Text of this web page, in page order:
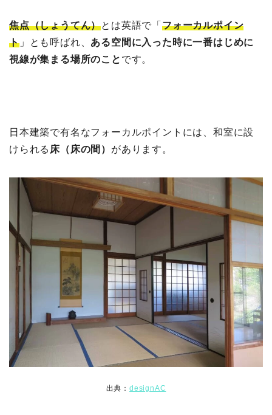
焦点（しょうてん）とは英語で「フォーカルポイン
ト」とも呼ばれ、 ある空間に入った時に一番はじめに
視線が集まる場所のこと です。
日本建築で有名なフォーカルポイントには、和室に設
けられる 床（床の間） があります。
出典： designAC